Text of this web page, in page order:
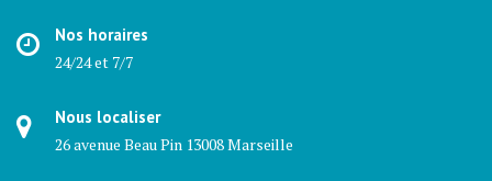
Nos horaires
24/24 et 7/7
Nous localiser
26 avenue Beau Pin 13008 Marseille